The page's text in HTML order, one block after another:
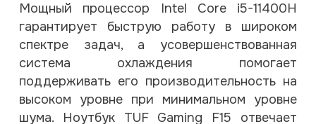
Мощный процессор Intel Core i5-11400H
гарантирует быструю работу в широком
спектре задач, а усовершенствованная
система охлаждения помогает
поддерживать его производительность на
высоком уровне при минимальном уровне
шума. Ноутбук TUF Gaming F15 отвечает